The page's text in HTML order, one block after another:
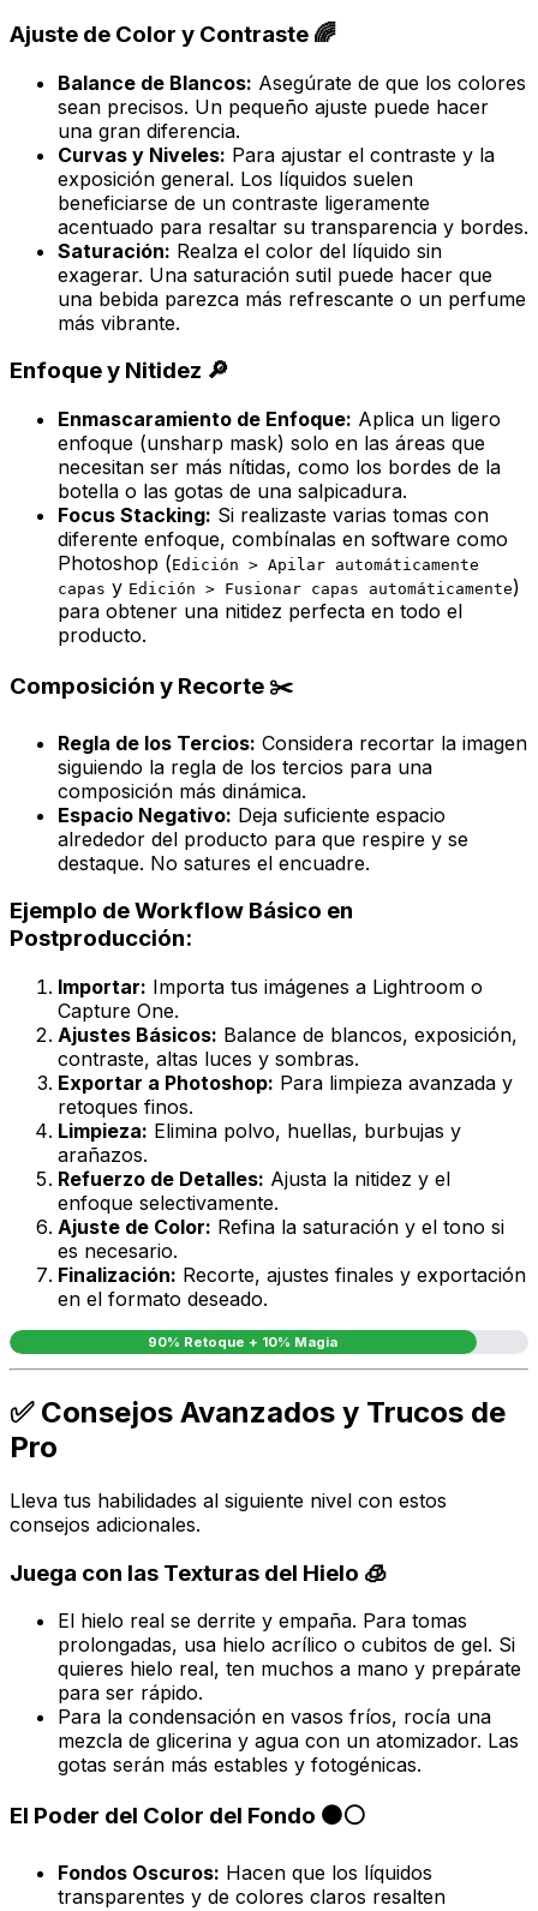
Ajuste de Color y Contraste 🌈
Balance de Blancos: Asegúrate de que los colores
sean precisos. Un pequeño ajuste puede hacer
una gran diferencia.
Curvas y Niveles: Para ajustar el contraste y la
exposición general. Los líquidos suelen
beneficiarse de un contraste ligeramente
acentuado para resaltar su transparencia y bordes.
Saturación: Realza el color del líquido sin
exagerar. Una saturación sutil puede hacer que
una bebida parezca más refrescante o un perfume
más vibrante.
Enfoque y Nitidez 🔎
Enmascaramiento de Enfoque: Aplica un ligero
enfoque (unsharp mask) solo en las áreas que
necesitan ser más nítidas, como los bordes de la
botella o las gotas de una salpicadura.
Focus Stacking: Si realizaste varias tomas con
diferente enfoque, combínalas en software como
Photoshop (Edición > Apilar automáticamente
capas y Edición > Fusionar capas automáticamente)
para obtener una nitidez perfecta en todo el
producto.
Composición y Recorte ✂️
Regla de los Tercios: Considera recortar la imagen
siguiendo la regla de los tercios para una
composición más dinámica.
Espacio Negativo: Deja suficiente espacio
alrededor del producto para que respire y se
destaque. No satures el encuadre.
Ejemplo de Workflow Básico en
Postproducción:
Importar: Importa tus imágenes a Lightroom o
Capture One.
Ajustes Básicos: Balance de blancos, exposición,
contraste, altas luces y sombras.
Exportar a Photoshop: Para limpieza avanzada y
retoques finos.
Limpieza: Elimina polvo, huellas, burbujas y
arañazos.
Refuerzo de Detalles: Ajusta la nitidez y el
enfoque selectivamente.
Ajuste de Color: Refina la saturación y el tono si
es necesario.
Finalización: Recorte, ajustes finales y exportación
en el formato deseado.
90% Retoque + 10% Magia
✅ Consejos Avanzados y Trucos de
Pro
Lleva tus habilidades al siguiente nivel con estos
consejos adicionales.
Juega con las Texturas del Hielo 🧊
El hielo real se derrite y empaña. Para tomas
prolongadas, usa hielo acrílico o cubitos de gel. Si
quieres hielo real, ten muchos a mano y prepárate
para ser rápido.
Para la condensación en vasos fríos, rocía una
mezcla de glicerina y agua con un atomizador. Las
gotas serán más estables y fotogénicas.
El Poder del Color del Fondo ⚫⚪
Fondos Oscuros: Hacen que los líquidos
transparentes y de colores claros resalten